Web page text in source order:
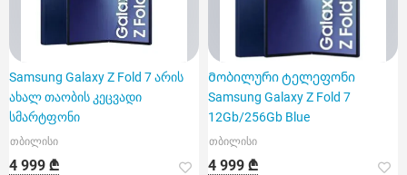
Samsung Galaxy Z Fold 7 არის
ახალ თაობის კეცვადი
სმარტფონი
თბილისი
4 999 ₾
Მობილური ტელეფონი
Samsung Galaxy Z Fold 7
12Gb/256Gb Blue
თბილისი
4 999 ₾